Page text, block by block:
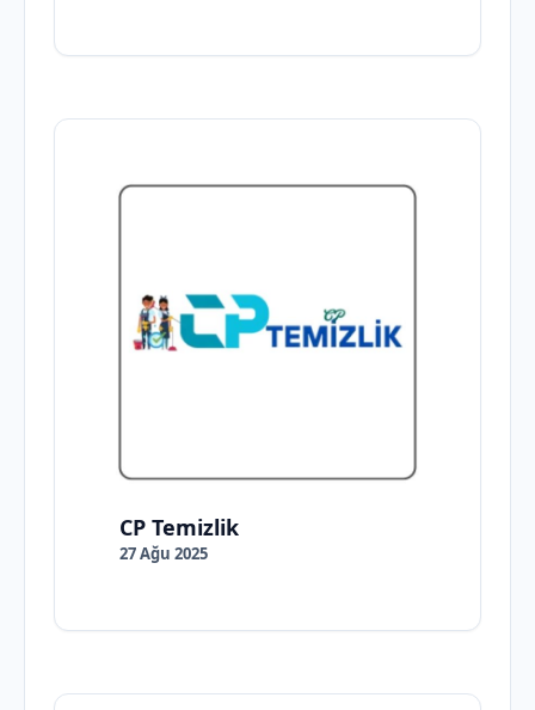
CP Temizlik
27 Ağu 2025